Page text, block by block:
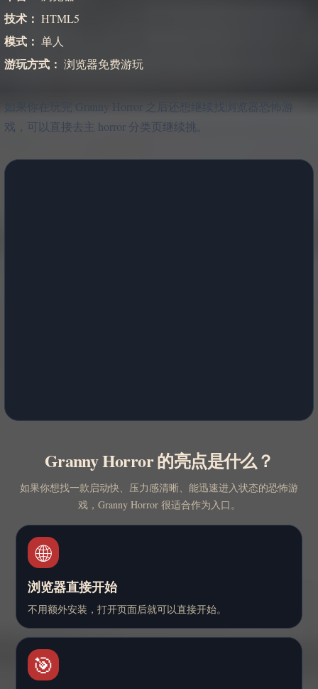
技术： HTML5
模式： 单人
游玩方式： 浏览器免费游玩
如果你在玩完 Granny Horror 之后还想继续找浏览器恐怖游
戏，可以直接去主 horror 分类页继续挑。
Granny Horror 的亮点是什么？
如果你想找一款启动快、压力感清晰、能迅速进入状态的恐怖游
戏，Granny Horror 很适合作为入口。
🌐
浏览器直接开始
不用额外安装，打开页面后就可以直接开始。
🎯